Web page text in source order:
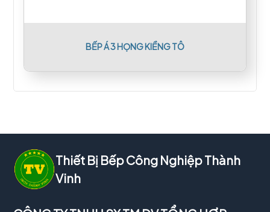
BẾP Á 3 HỌNG KIỀNG TÔ
Thiết Bị Bếp Công Nghiệp Thành
Vinh